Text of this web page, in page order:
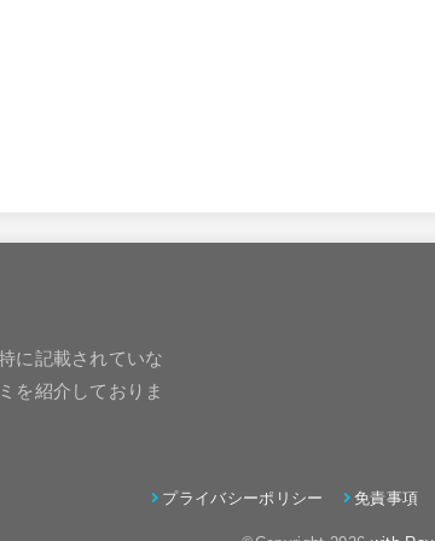
に記載されていな
を紹介しておりま
プライバシーポリシー 免責事項